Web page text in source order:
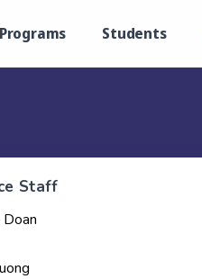
Programs Students
Staff